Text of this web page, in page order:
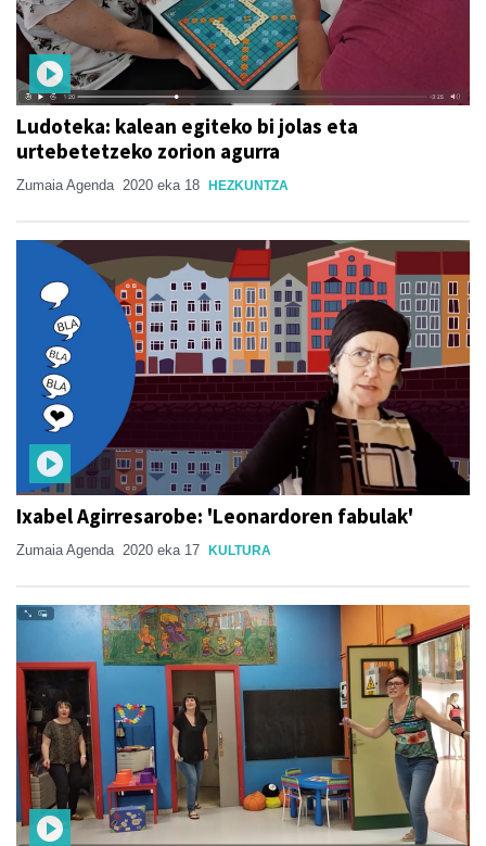
Ludoteka: kalean egiteko bi jolas eta
urtebetetzeko zorion agurra
Zumaia Agenda 2020 eka 18 HEZKUNTZA
Ixabel Agirresarobe: 'Leonardoren fabulak'
Zumaia Agenda 2020 eka 17 KULTURA